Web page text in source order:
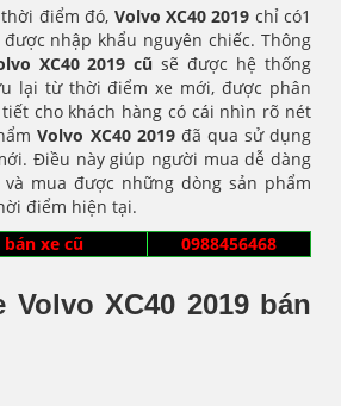
thời điểm đó, Volvo XC40 2019 chỉ có1
nhập khẩu nguyên chiếc. Thông
XC40 2019 cũsẽ được hệ thống
lại từ thời điểm xe mới, được phân
cho khách hàng có cái nhìn rõ nét
Volvo XC40 2019đã qua sử dụng
Điều này giúp người mua dễ dàng
mua được những dòng sản phẩm
điểm hiện tại.
xe cũ
0988456468
Volvo XC40 2019 bán